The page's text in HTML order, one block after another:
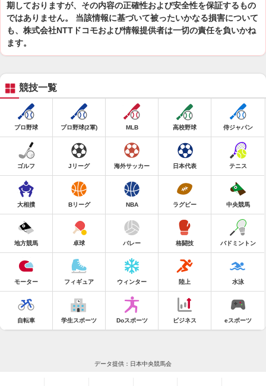
期しておりますが、その内容の正確性および安全性を保証するもの
ではありません。 当該情報に基づいて被ったいかなる損害について
も、株式会社NTTドコモおよび情報提供者は一切の責任を負いかね
ます。
競技一覧
プロ野球 プロ野球(2軍) MLB 高校野球 侍ジャパン
ゴルフ Jリーグ 海外サッカー 日本代表 テニス
大相撲 Bリーグ NBA ラグビー 中央競馬
地方競馬 卓球 バレー 格闘技 バドミントン
モーター フィギュア ウィンター 陸上 水泳
自転車 学生スポーツ Doスポーツ ビジネス eスポーツ
データ提供：日本中央競馬会